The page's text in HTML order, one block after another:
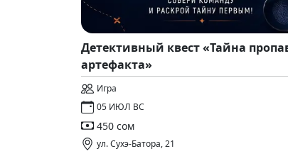
Детективный квест «Тайна
артефакта»
Игра
05 ИЮЛ ВС
450 сом
ул. Сухэ-Батора, 21